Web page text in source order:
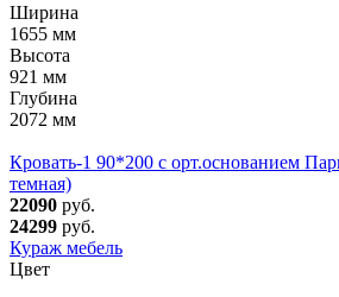
Ширина
1655 мм
Высота
921 мм
Глубина
2072 мм
Кровать-1 90*200 с орт.основанием
темная)
22090 руб.
24299 руб.
Кураж мебель
Цвет